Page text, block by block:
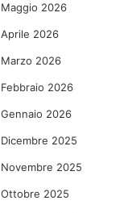
Maggio 2026
Aprile 2026
Marzo 2026
Febbraio 2026
Gennaio 2026
Dicembre 2025
Novembre 2025
Ottobre 2025